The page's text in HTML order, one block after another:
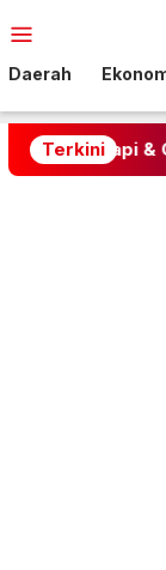
ke
Mobile
Daerah
Terkini
Gunung